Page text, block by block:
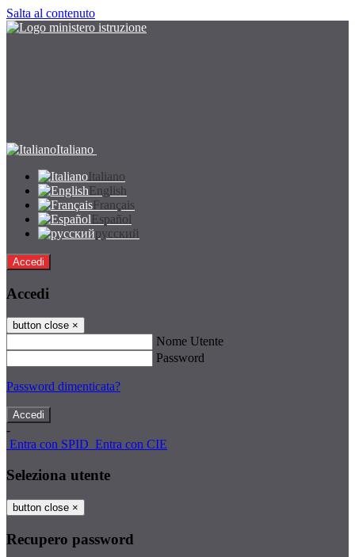
Salta al contenuto
Italiano
Italiano
English
Français
Español
русский
Accedi
Accedi
button close ×
Nome Utente
Password
Password dimenticata?
-
Entra con SPID Entra con CIE
Seleziona utente
button close ×
Recupero password